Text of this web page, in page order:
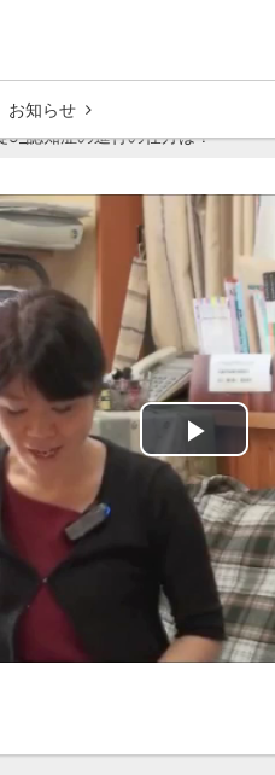
お知らせ
5_認知症の進行の仕方は？
Play